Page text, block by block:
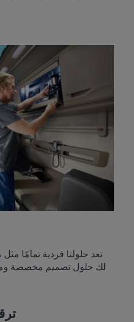
تعد حلولنا فردية تمامًا
لك حلول تصميم مخصصة